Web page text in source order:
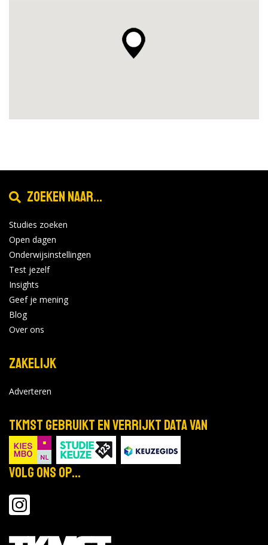
Zoeken naar...
Studies zoeken
Open dagen
Onderwijsinstellingen
Test jezelf
Insights
Geef je mening
Blog
Over ons
Zakelijk
Adverteren
TKMST gebruikt en verrijkt data van
Volg ons op...